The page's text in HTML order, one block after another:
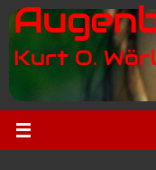
Zum
Inhalt
springen
Kurt O.